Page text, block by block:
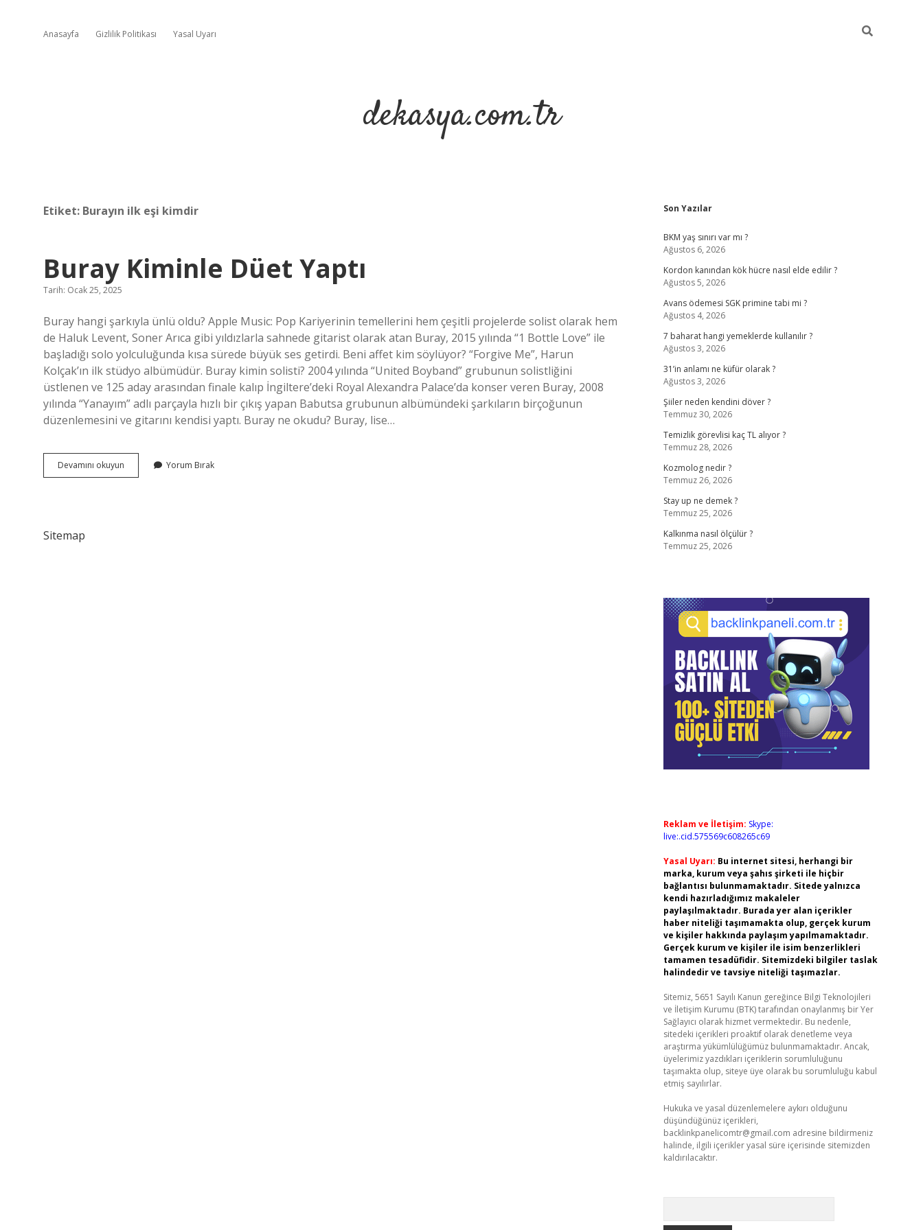
Anasayfa Gizlilik Politikası Yasal Uyarı
dekasya.com.tr
Etiket: Burayın ilk eşi kimdir
Buray Kiminle Düet Yaptı
Tarih: Ocak 25, 2025
Buray hangi şarkıyla ünlü oldu? Apple Music: Pop Kariyerinin temellerini hem çeşitli projelerde solist olarak hem
de Haluk Levent, Soner Arıca gibi yıldızlarla sahnede gitarist olarak atan Buray, 2015 yılında “1 Bottle Love” ile
başladığı solo yolculuğunda kısa sürede büyük ses getirdi. Beni affet kim söylüyor? “Forgive Me”, Harun
Kolçak’ın ilk stüdyo albümüdür. Buray kimin solisti? 2004 yılında “United Boyband” grubunun solistliğini
üstlenen ve 125 aday arasından finale kalıp İngiltere’deki Royal Alexandra Palace’da konser veren Buray, 2008
yılında “Yanayım” adlı parçayla hızlı bir çıkış yapan Babutsa grubunun albümündeki şarkıların birçoğunun
düzenlemesini ve gitarını kendisi yaptı. Buray ne okudu? Buray, lise…
Devamını okuyun
Kiminle
Yorum Bırak
Sitemap
Sidebar
Son Yazılar
BKM yaş sınırı var mı ?
Ağustos 6, 2026
Kordon kanından kök hücre nasıl elde edilir ?
Ağustos 5, 2026
Avans ödemesi SGK primine tabi mi ?
Ağustos 4, 2026
7 baharat hangi yemeklerde kullanılır ?
Ağustos 3, 2026
31’in anlamı ne küfür olarak ?
Ağustos 3, 2026
Şiiler neden kendini döver ?
Temmuz 30, 2026
Temizlik görevlisi kaç TL alıyor ?
Temmuz 28, 2026
Kozmolog nedir ?
Temmuz 26, 2026
Stay up ne demek ?
Temmuz 25, 2026
Kalkınma nasıl ölçülür ?
Temmuz 25, 2026
Reklam ve İletişim: Skype:
live:.cid.575569c608265c69
Yasal Uyarı: Bu internet sitesi, herhangi bir
marka, kurum veya şahıs şirketi ile hiçbir
bağlantısı bulunmamaktadır. Sitede yalnızca
kendi hazırladığımız makaleler
paylaşılmaktadır. Burada yer alan içerikler
haber niteliği taşımamakta olup, gerçek kurum
ve kişiler hakkında paylaşım yapılmamaktadır.
Gerçek kurum ve kişiler ile isim benzerlikleri
tamamen tesadüfidir. Sitemizdeki bilgiler taslak
halindedir ve tavsiye niteliği taşımazlar.
Sitemiz, 5651 Sayılı Kanun gereğince Bilgi Teknolojileri
ve İletişim Kurumu (BTK) tarafından onaylanmış bir Yer
Sağlayıcı olarak hizmet vermektedir. Bu nedenle,
sitedeki içerikleri proaktif olarak denetleme veya
araştırma yükümlülüğümüz bulunmamaktadır. Ancak,
üyelerimiz yazdıkları içeriklerin sorumluluğunu
taşımakta olup, siteye üye olarak bu sorumluluğu kabul
etmiş sayılırlar.
Hukuka ve yasal düzenlemelere aykırı olduğunu
düşündüğünüz içerikleri,
backlinkpanelicomtr@gmail.com adresine bildirmeniz
halinde, ilgili içerikler yasal süre içerisinde sitemizden
kaldırılacaktır.
betexper giriş